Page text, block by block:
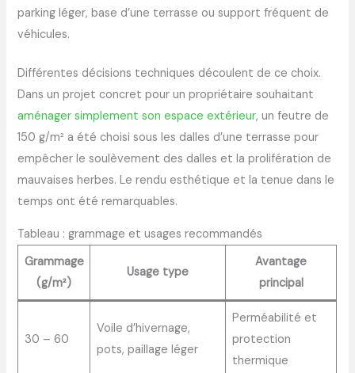
parking léger, base d’une terrasse ou support fréquent de
véhicules.
Différentes décisions techniques découlent de ce choix.
Dans un projet concret pour un propriétaire souhaitant
aménager simplement son espace extérieur, un feutre de
150 g/m² a été choisi sous les dalles d’une terrasse pour
empêcher le soulèvement des dalles et la prolifération de
mauvaises herbes. Le rendu esthétique et la tenue dans le
temps ont été remarquables.
Tableau : grammage et usages recommandés
Grammage
(g/m²)
Usage type
Avantage
principal
30 – 60
Voile d’hivernage,
pots, paillage léger
Perméabilité et
protection
thermique